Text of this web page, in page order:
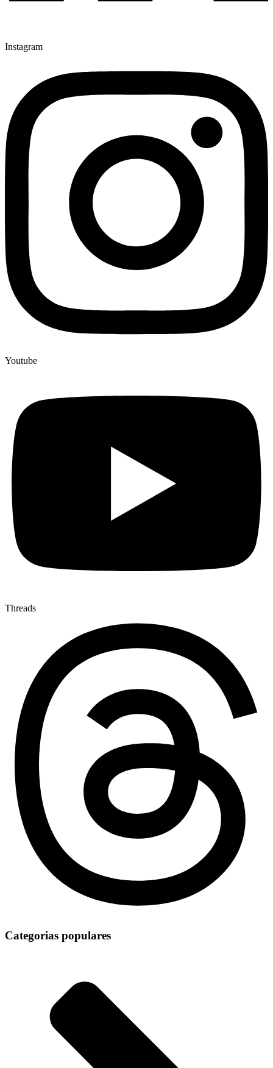
Instagram
Youtube
Threads
Categorias populares